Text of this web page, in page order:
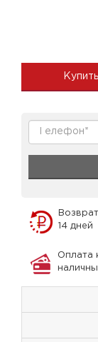
Купить
14 дней
Оплата